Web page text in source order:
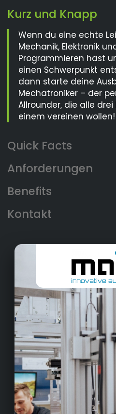
Kurz und Knapp
Wenn du eine echte
Mechanik, Elektronik
Programmieren hast
einen Schwerpunkt
dann starte deine
Mechatroniker – der
Allrounder, die alle drei
einem vereinen wollen!
Anforderungen
Benefits